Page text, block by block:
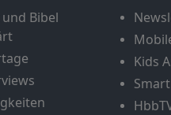
Bibel
Kids